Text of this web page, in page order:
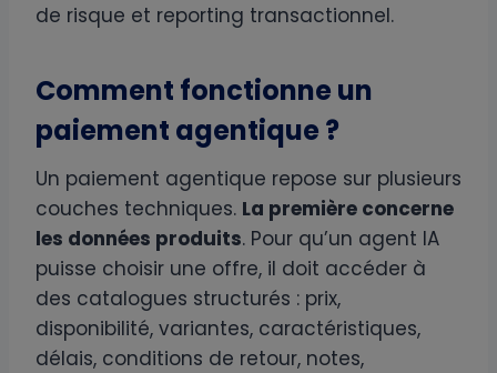
de risque et reporting transactionnel.
Comment fonctionne un
paiement agentique ?
Un paiement agentique repose sur plusieurs
couches techniques. La première concerne
les données produits. Pour qu’un agent IA
puisse choisir une offre, il doit accéder à
des catalogues structurés : prix,
disponibilité, variantes, caractéristiques,
délais, conditions de retour, notes,